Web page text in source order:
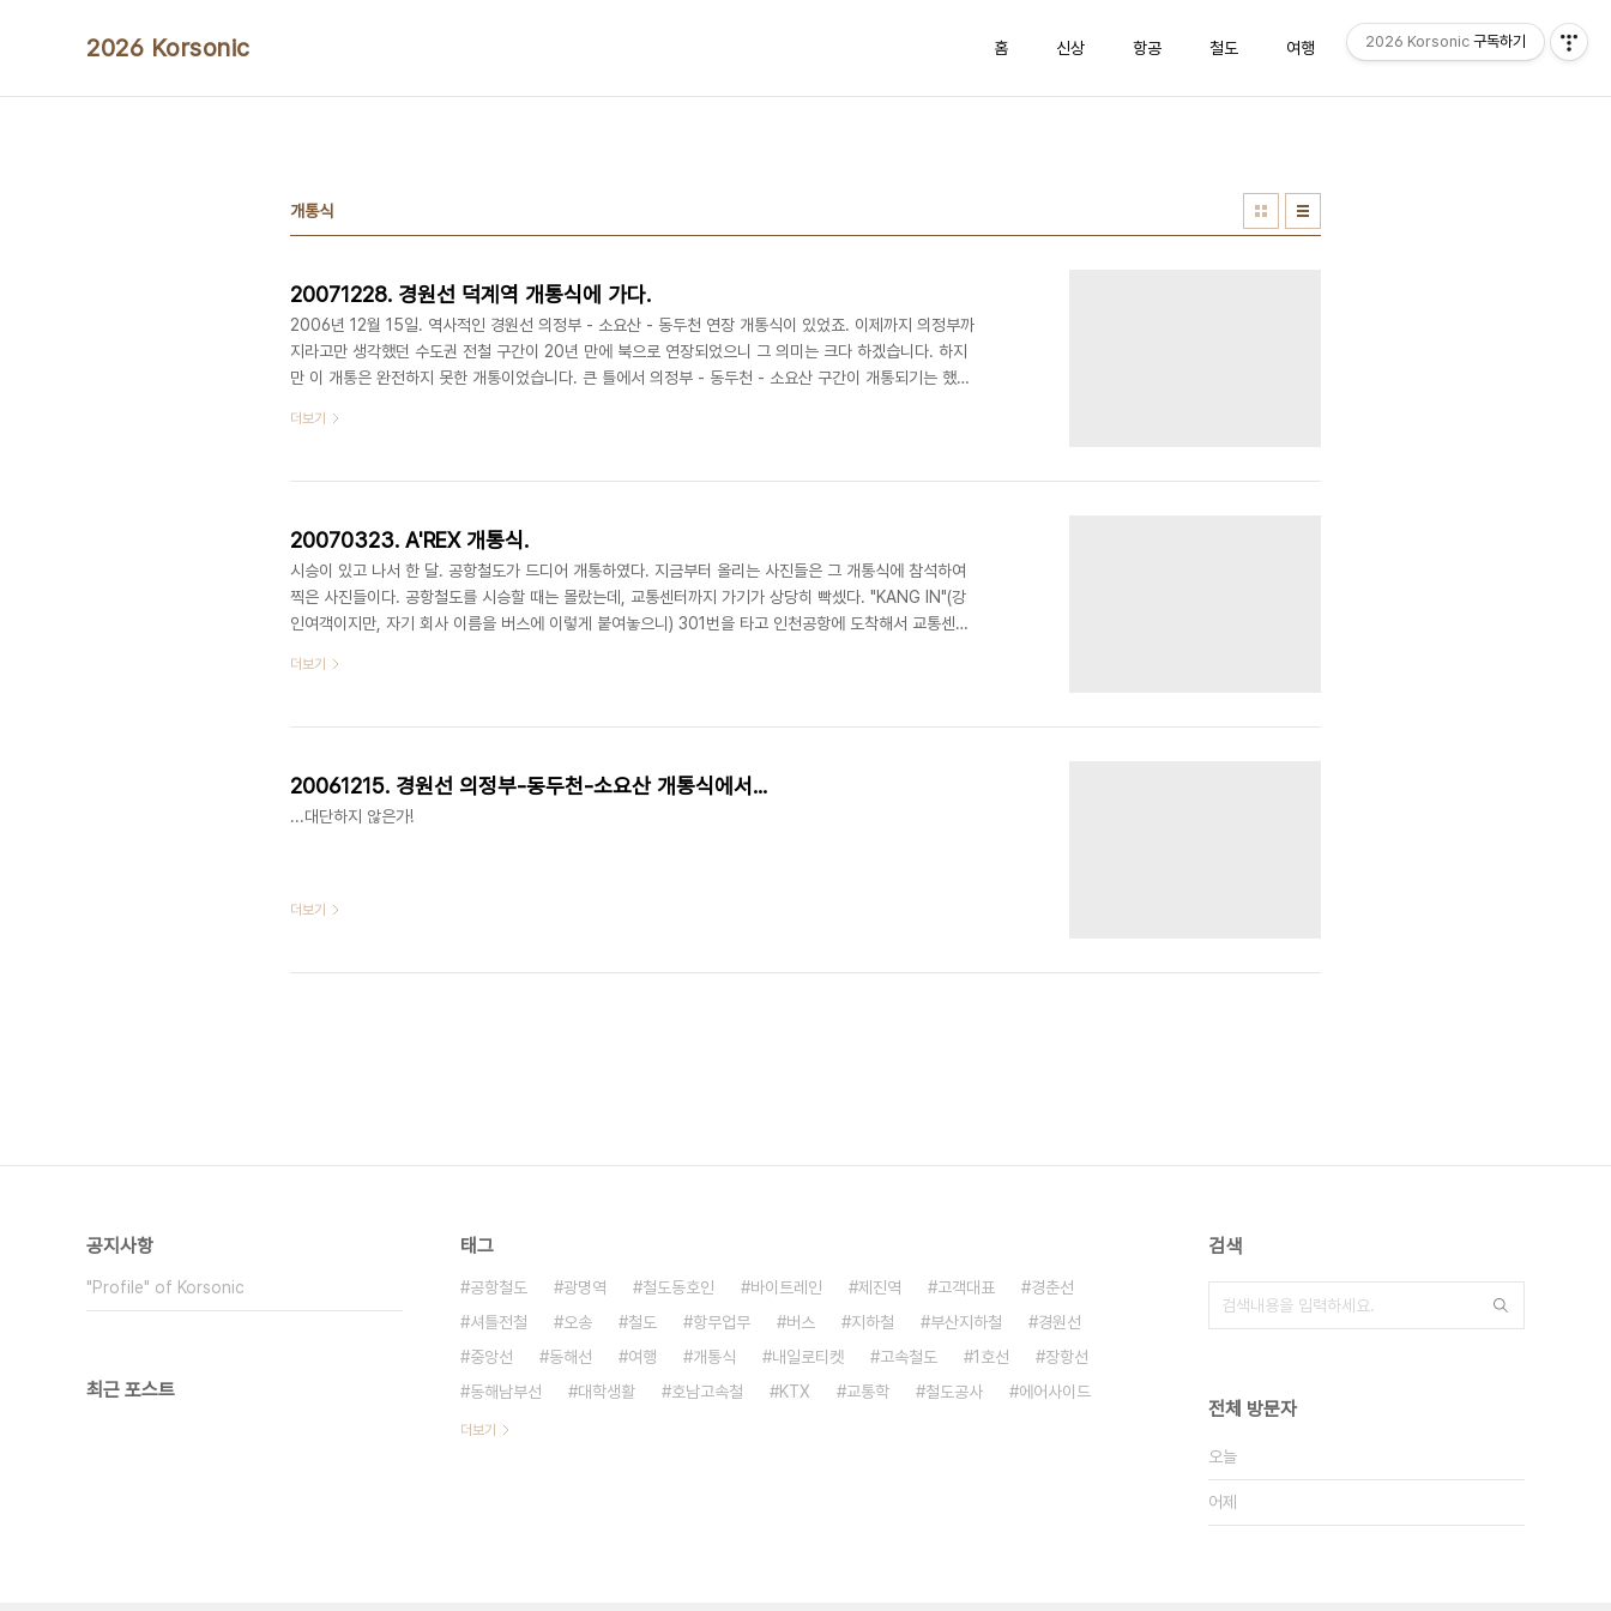
2026 Korsonic 홈 신상 항공 철도 여행 방명록 Admin
개통식
20071228. 경원선 덕계역 개통식에 가다.
2006년 12월 15일. 역사적인 경원선 의정부 - 소요산 - 동두천 연장 개통식이 있었죠. 이제까지 의정부까
지라고만 생각했던 수도권 전철 구간이 20년 만에 북으로 연장되었으니 그 의미는 크다 하겠습니다. 하지
만 이 개통은 완전하지 못한 개통이었습니다. 큰 틀에서 의정부 - 동두천 - 소요산 구간이 개통되기는 했습
다. 덕계역은 2006년 12월 15일, 경원선 의정부 - 동두천 - 소요산 구간이 개통될 때 역이 만들어질 자리
대만" 있는 역이었지요. 역의 공사는 2007년 3월부터 시작되었습니..
더보기
20070323. A'REX 개통식.
시승이 있고 나서 한 달. 공항철도가 드디어 개통하였다. 지금부터 올리는 사진들은 그 개통식에 참석하여
찍은 사진들이다. 공항철도를 시승할 때는 몰랐는데, 교통센터까지 가기가 상당히 빡셌다. "KANG IN"(강
인여객이지만, 자기 회사 이름을 버스에 이렇게 붙여놓으니) 301번을 타고 인천공항에 도착해서 교통센터
에서 공항철도로 가는 것이나 비슷하리라 본다. 더 자세한 이야기는 스크롤의 압박을 우려해 접어놓은 사진
항철도 시승을 마치고 나왔을 때는 인산인해였다. 철도 개통치고는 이례적으로 첫차부터가 아..
더보기
20061215. 경원선 의정부-동두천-소요산 개통식에서...
...대단하지 않은가!
더보기
공지사항
"Profile" of Korsonic
최근 포스트
태그
공항철도 광명역 철도동호인 바이트레인 제진역 고객대표
경춘선
셔틀전철
오송 철도 항무업무 버스 지하철 부산지하철
경원선
중앙선
동해선 여행 개통식 내일로티켓 고속철도 1호선
장항선
동해남부선
대학생활 호남고속철 KTX 교통학 철도공사 에어사이드
더보기
검색
전체 방문자
오늘
어제
2026 Korsonic 구독하기